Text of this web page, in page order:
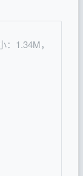
：1.34M，